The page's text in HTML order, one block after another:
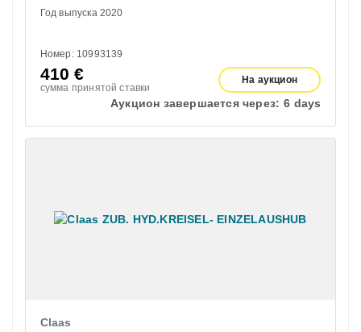
Год выпуска 2020
Номер: 10993139
410€
сумма принятой ставки
На аукцион
Аукцион завершается через: 6 days
Claas